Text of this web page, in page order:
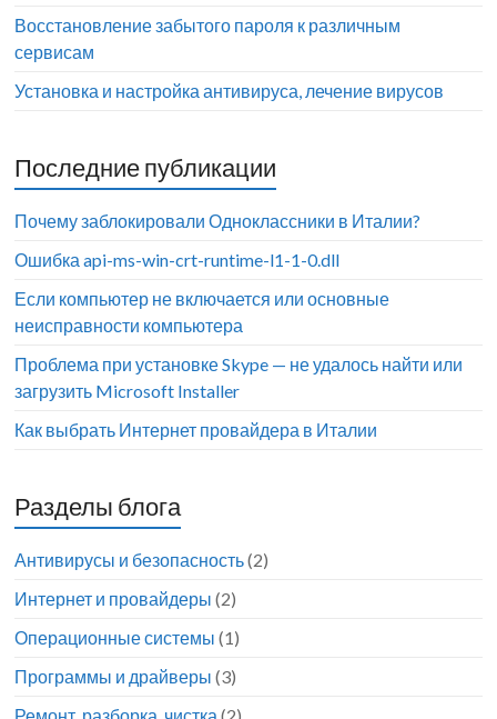
Восстановление забытого пароля к различным
сервисам
Установка и настройка антивируса, лечение вирусов
Последние публикации
Почему заблокировали Одноклассники в Италии?
Ошибка api-ms-win-crt-runtime-l1-1-0.dll
Если компьютер не включается или основные
неисправности компьютера
Проблема при установке Skype — не удалось найти или
загрузить Microsoft Installer
Как выбрать Интернет провайдера в Италии
Разделы блога
Антивирусы и безопасность(2)
Интернет и провайдеры (2)
Операционные системы (1)
Программы и драйверы (3)